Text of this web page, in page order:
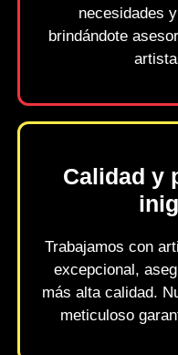
necesidades
brindándote
Calidad y
Trabajamos con
excepcional,
más alta calidad.
meticuloso